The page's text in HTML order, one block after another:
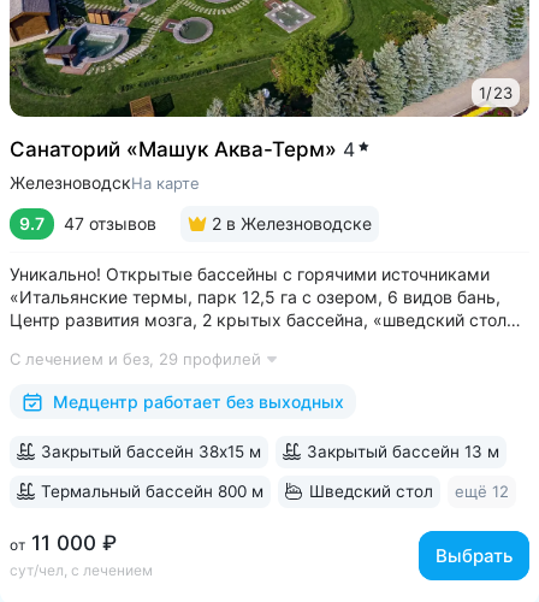
1/23
Санаторий «Машук Аква-Терм» 4
ЖелезноводскНа карте
9.7 47 отзывов 2 в Железноводске
Уникально! Открытые бассейны с горячими источниками
«Итальянские термы, парк 12,5 га с озером, 6 видов бань,
Центр развития мозга, 2 крытых бассейна, «шведский стол»
большой спа-комплекс, вода «Легенда Кавказа» •
Расположен в уединенном...
С лечением и без, 29 профилей
Медцентр работает без выходных
от 11 000 ₽
сут/чел, с лечением
Выбрать
Закрытый бассейн 38х15 м Закрытый бассейн 13 м
Термальный бассейн 800 м Шведский стол ещё 12